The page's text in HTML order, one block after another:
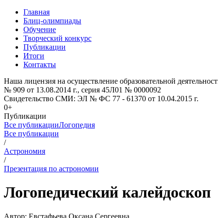
Главная
Блиц-олимпиады
Обучение
Творческий конкурс
Публикации
Итоги
Контакты
Наша лицензия на осуществление образовательной
№ 909 от 13.08.2014 г., серия 45Л01 № 0000092
Свидетельство СМИ: ЭЛ № ФС 77 - 61370 от 10.04.2015 г.
0+
Публикации
Все публикацииЛогопедия
Все публикации
/
Астрономия
/
Презентация по астрономии
Логопедический калейдоскоп
Автор: Евстафьева Оксана Сергеевна